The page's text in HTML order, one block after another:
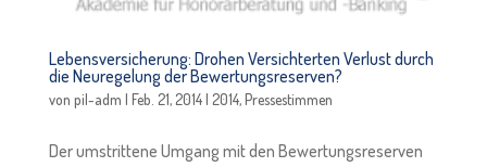
Lebensversicherung: Drohen Versichterten Verlust durch
die Neuregelung der Bewertungsreserven?
von pil-adm | Feb. 21, 2014| 2014,Pressestimmen
Der umstrittene Umgang mit den Bewertungsreserven